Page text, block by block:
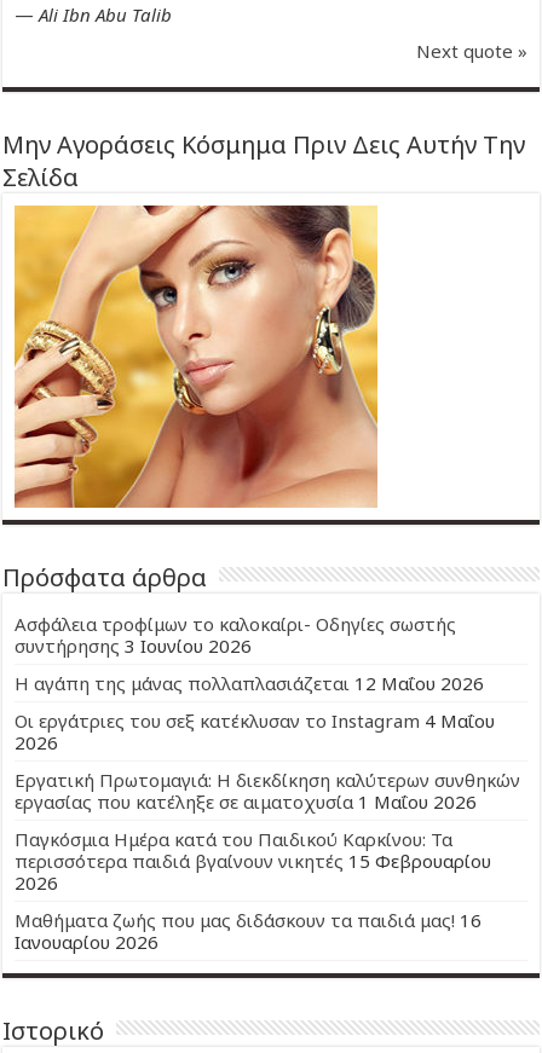
—Ali Ibn Abu Talib
Next quote »
Μην Αγοράσεις Κόσμημα Πριν Δεις Αυτήν Την
Σελίδα
Πρόσφατα άρθρα
Ασφάλεια τροφίμων το καλοκαίρι- Οδηγίες σωστής
συντήρησης 3 Ιουνίου 2026
Η αγάπη της μάνας πολλαπλασιάζεται 12 Μαΐου 2026
Οι εργάτριες του σεξ κατέκλυσαν το Instagram 4 Μαΐου
2026
Εργατική Πρωτομαγιά: Η διεκδίκηση καλύτερων συνθηκών
εργασίας που κατέληξε σε αιματοχυσία 1 Μαΐου 2026
Παγκόσμια Ημέρα κατά του Παιδικού Καρκίνου: Τα
περισσότερα παιδιά βγαίνουν νικητές 15 Φεβρουαρίου
2026
Μαθήματα ζωής που μας διδάσκουν τα παιδιά μας! 16
Ιανουαρίου 2026
Ιστορικό